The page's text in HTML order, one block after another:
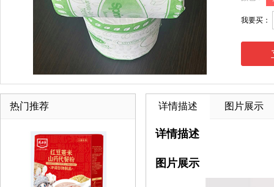
我要买：
热门推荐 详情描述 图片展示
详情描述
图片展示